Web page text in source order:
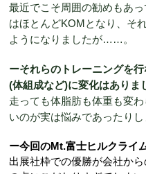
最近でこそ周囲の勧めもあ
はほとんどKOMとなり、そ
ようになりましたが……。
ーそれらのトレーニングを
(体組成など)に変化はありま
走っても体脂肪も体重も変
いのが実は悩みであったりし
ー今回のMt.富士ヒルクライ
出展社枠での優勝が会社か